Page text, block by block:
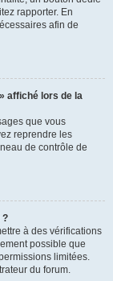
rapporter. En
afin de
affiché lors de la
que vous
reprendre les
de contrôle de
?
à des vérifications
possible que
limitées.
du forum.